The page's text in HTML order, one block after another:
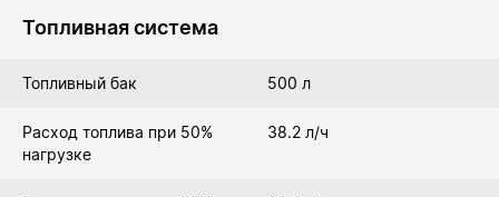
Топливная система
Топливный бак 500 л
Расход топлива при 50%
нагрузке
38.2 л/ч